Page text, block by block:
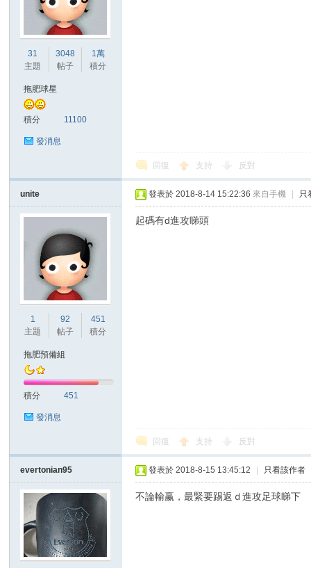
31
主題
3048
帖子
1萬
積分
拖肥球星
積分 11100
發消息
回復 支持 反對
unite
1
主題
92
帖子
451
積分
拖肥預備組
積分 451
發消息
發表於 2018-8-14 15:22:36 來自手機 只
起碼有d進攻睇頭
回復 支持 反對
evertonian95 發表於 2018-8-15 13:45:12 只看該作者
不論輸赢，最緊要踢返ｄ進攻足球睇下